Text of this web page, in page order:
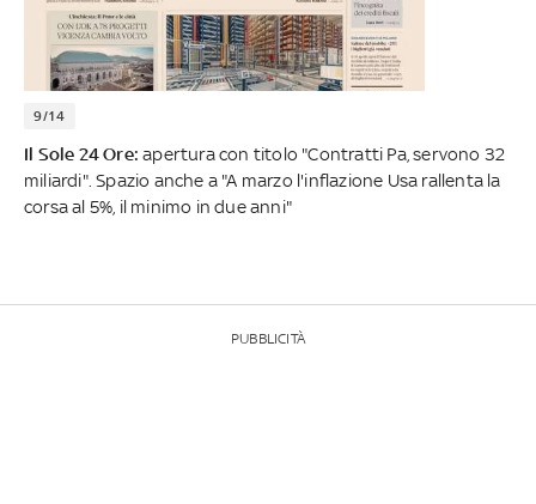
9/14
Il Sole 24 Ore:apertura con titolo "Contratti Pa, servono 32
miliardi". Spazio anche a "A marzo l'inflazione Usa rallenta la
corsa al 5%, il minimo in due anni"
PUBBLICITÀ